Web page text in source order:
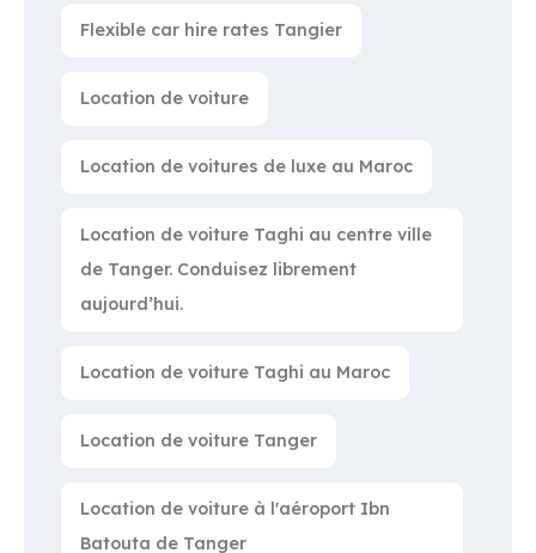
Flexible car hire rates Tangier
Location de voiture
Location de voitures de luxe au Maroc
Location de voiture Taghi au centre ville
de Tanger. Conduisez librement
aujourd’hui.
Location de voiture Taghi au Maroc
Location de voiture Tanger
Location de voiture à l'aéroport Ibn
Batouta de Tanger